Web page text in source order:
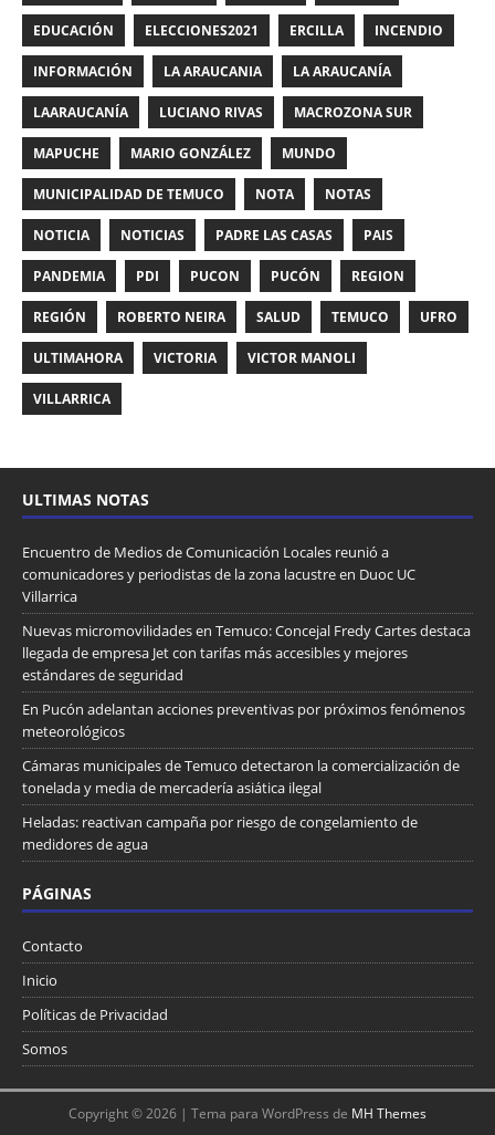
EDUCACIÓN ELECCIONES2021 ERCILLA INCENDIO
INFORMACIÓN LA ARAUCANIA LA ARAUCANÍA
LAARAUCANÍA LUCIANO RIVAS MACROZONA SUR
MAPUCHE MARIO GONZÁLEZ MUNDO
MUNICIPALIDAD DE TEMUCO NOTA NOTAS
NOTICIA NOTICIAS PADRE LAS CASAS PAIS
PANDEMIA PDI PUCON PUCÓN REGION
REGIÓN ROBERTO NEIRA SALUD TEMUCO UFRO
ULTIMAHORA VICTORIA VICTOR MANOLI
VILLARRICA
ULTIMAS NOTAS
Encuentro de Medios de Comunicación Locales reunió a
comunicadores y periodistas de la zona lacustre en Duoc UC
Villarrica
Nuevas micromovilidades en Temuco: Concejal Fredy Cartes destaca
llegada de empresa Jet con tarifas más accesibles y mejores
estándares de seguridad
En Pucón adelantan acciones preventivas por próximos fenómenos
meteorológicos
Cámaras municipales de Temuco detectaron la comercialización de
tonelada y media de mercadería asiática ilegal
Heladas: reactivan campaña por riesgo de congelamiento de
medidores de agua
PÁGINAS
Contacto
Inicio
Políticas de Privacidad
Somos
Copyright © 2026 | Tema para WordPress de MH Themes